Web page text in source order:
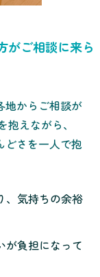
がご相談に来ら
地からご相談が
えながら、
どさを一人で抱
、気持ちの余裕
が負担になって